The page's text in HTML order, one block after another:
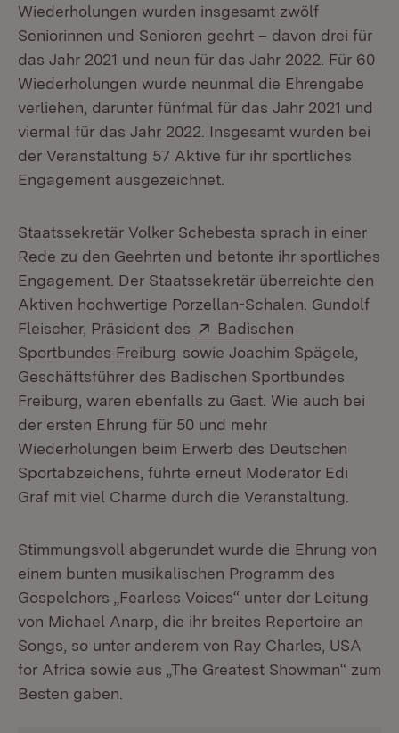
Wiederholungen wurden insgesamt zwölf
Seniorinnen und Senioren geehrt – davon drei für
das Jahr 2021 und neun für das Jahr 2022. Für 60
Wiederholungen wurde neunmal die Ehrengabe
verliehen, darunter fünfmal für das Jahr 2021 und
viermal für das Jahr 2022. Insgesamt wurden bei
der Veranstaltung 57 Aktive für ihr sportliches
Engagement ausgezeichnet.
Staatssekretär Volker Schebesta sprach in einer
Rede zu den Geehrten und betonte ihr sportliches
Engagement. Der Staatssekretär überreichte den
Aktiven hochwertige Porzellan-Schalen. Gundolf
Fleischer, Präsident des
Extern:
Badischen
Sportbundes Freiburg (Öffnet in neuem Fenster)
sowie Joachim Spägele,
Geschäftsführer des Badischen Sportbundes
Freiburg, waren ebenfalls zu Gast. Wie auch bei
der ersten Ehrung für 50 und mehr
Wiederholungen beim Erwerb des Deutschen
Sportabzeichens, führte erneut Moderator Edi
Graf mit viel Charme durch die Veranstaltung.
Stimmungsvoll abgerundet wurde die Ehrung von
einem bunten musikalischen Programm des
Gospelchors „Fearless Voices“ unter der Leitung
von Michael Anarp, die ihr breites Repertoire an
Songs, so unter anderem von Ray Charles, USA
for Africa sowie aus „The Greatest Showman“ zum
Besten gaben.